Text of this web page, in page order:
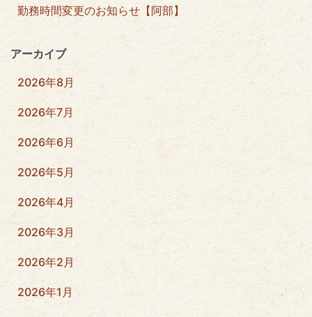
勤務時間変更のお知らせ【阿部】
アーカイブ
2026年8月
2026年7月
2026年6月
2026年5月
2026年4月
2026年3月
2026年2月
2026年1月